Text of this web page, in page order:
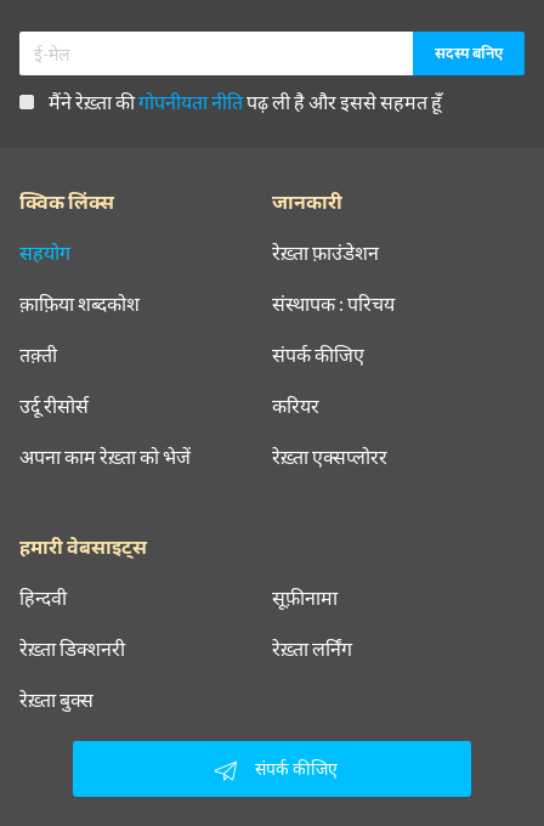
मैंने रेख़्ता कीगोपनीयता नीतिपढ़ ली है और इससे सहमत हूँ
क्विक लिंक्स
सहयोग
क़ाफ़िया शब्दकोश
तक़्ती
उर्दू रीसोर्स
अपना काम रेख़्ता को भेजें
जानकारी
रेख़्ता फ़ाउंडेशन
संस्थापक : परिचय
संपर्क कीजिए
करियर
रेख़्ता एक्सप्लोरर
हमारी वेबसाइट्स
हिन्दवी सूफ़ीनामा
रेख़्ता डिक्शनरी रेख़्ता लर्निंग
रेख़्ता बुक्स
संपर्क कीजिए